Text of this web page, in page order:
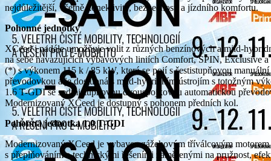
nejdůležitější, včetně konektivity, bezpečnosti a jízdního komfortu.
Pohonné jednotky
XCeed i nadále umožňuje volit z různých benzínových a mild-
na sebe navazujících výbavových liniích Comfort, SPIN, Exclusive
(*) s výkonem 115 k / 85 kW, která se pojí s šestistupňovou
převodovkou a je dostupná s mild-hybridním ústrojím s totožným
1.6 T-GDI se sedmistupňovou dvouspojkovou automatickou
Modernizovaný XCeed je dostupný s pohonem předních kol.
Pohonná jednotka 1.0 T-GDI
Modernizovaný XCeed je vybaven zážehovým tříválcovým
s přeplňováním a technickými řešeními zaměřenými na pružnost,